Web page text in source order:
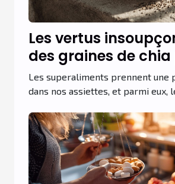
Les vertus
des graines de
régime équilibré
Les superaliments prennent une
dans nos assiettes, et parmi eux,